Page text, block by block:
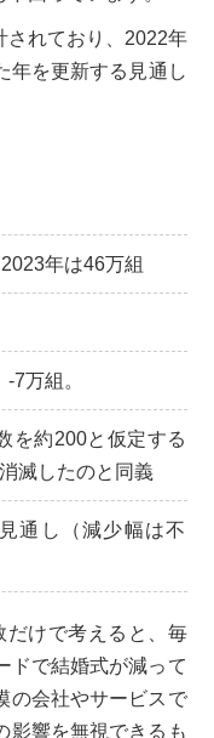
されており、2022年
年を更新する見通し
年は46万組
7万組。
を約200と仮定する
滅したのと同義
通し（減少幅は不
だけで考えると、毎
ドで結婚式が減って
の会社やサービスで
影響を無視できるも